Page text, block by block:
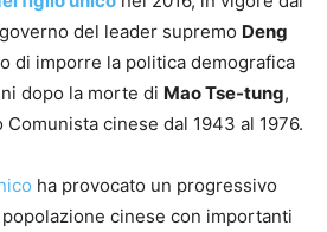
del leader supremo Deng
di imporre la politica demografica
dopo la morte di Mao Tse-tung,
cinese dal 1943 al 1976.
ha provocato un progressivo
cinese con importanti